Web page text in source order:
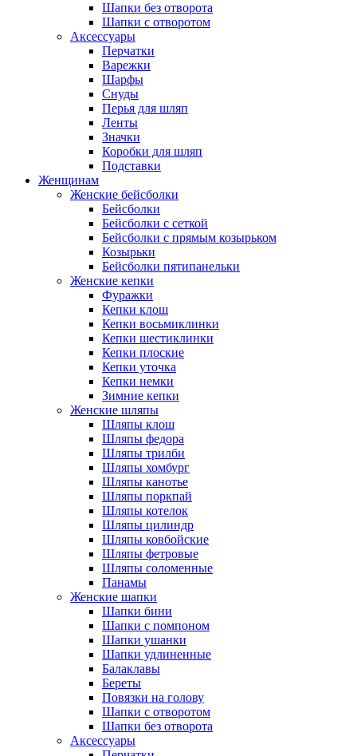
Шапки без отворота
Шапки с отворотом
Аксессуары
Перчатки
Варежки
Шарфы
Снуды
Перья для шляп
Ленты
Значки
Коробки для шляп
Подставки
Женщинам
Женские бейсболки
Бейсболки
Бейсболки с сеткой
Бейсболки с прямым козырьком
Козырьки
Бейсболки пятипанельки
Женские кепки
Фуражки
Кепки клош
Кепки восьмиклинки
Кепки шестиклинки
Кепки плоские
Кепки уточка
Кепки немки
Зимние кепки
Женские шляпы
Шляпы клош
Шляпы федора
Шляпы трилби
Шляпы хомбург
Шляпы канотье
Шляпы поркпай
Шляпы котелок
Шляпы цилиндр
Шляпы ковбойские
Шляпы фетровые
Шляпы соломенные
Панамы
Женские шапки
Шапки бини
Шапки с помпоном
Шапки ушанки
Шапки удлиненные
Балаклавы
Береты
Повязки на голову
Шапки с отворотом
Шапки без отворота
Аксессуары